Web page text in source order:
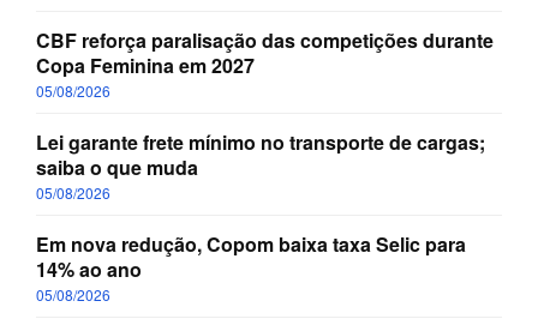
CBF reforça paralisação das competições durante
Copa Feminina em 2027
05/08/2026
Lei garante frete mínimo no transporte de cargas;
saiba o que muda
05/08/2026
Em nova redução, Copom baixa taxa Selic para
14% ao ano
05/08/2026